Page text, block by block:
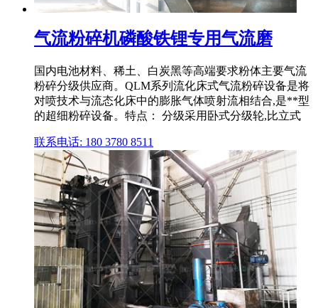
气流粉碎机磷酸铁锂专用气流磨
国内电池材料、稀土、白炭黑等高端要求粉体主要气流
粉碎分级供应商。QLM系列流化床式气流粉碎设备是将
对喷技术与流态化床中的膨胀气体喷射流相结合,是**型
的超细粉碎设备。特点： 分级采用卧式分级轮,比立式
联系电话: 180 3780 8511